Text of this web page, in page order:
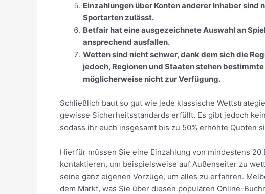
Einzahlungen über Konten anderer Inhaber
Sportarten zulässt.
Betfair hat eine ausgezeichnete Auswahl an
ansprechend ausfallen.
Wetten sind nicht schwer, dank dem sich die
jedoch, Regionen und Staaten stehen
möglicherweise nicht zur Verfügung.
Schließlich baut so gut wie jede klassische
gewisse Sicherheitsstandards erfüllt. Es gibt jedoch
sodass ihr euch insgesamt bis zu 50% erhöhte Quoten
Hierfür müssen Sie eine Einzahlung von mindestens
kontaktieren, um beispielsweise auf Außenseiter zu
seine ganz eigenen Vorzüge, um alles zu erfahren.
dem Markt, was Sie über diesen populären Online-